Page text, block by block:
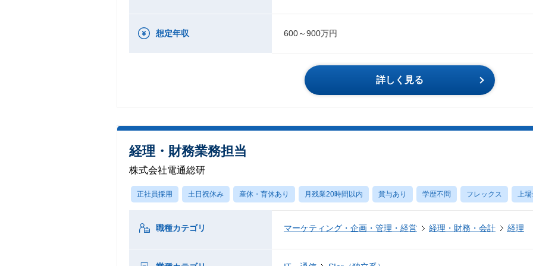
想定年収 600～900万円
詳しく見る
経理・財務業務担当
株式会社電通総研
正社員採用 土日祝休み 産休・育休あり 月残業20時間以内 賞与あり 学歴不問 フレックス 上
職種カテゴリ マーケティング・企画・管理・経営 経理・財務・会計 経理